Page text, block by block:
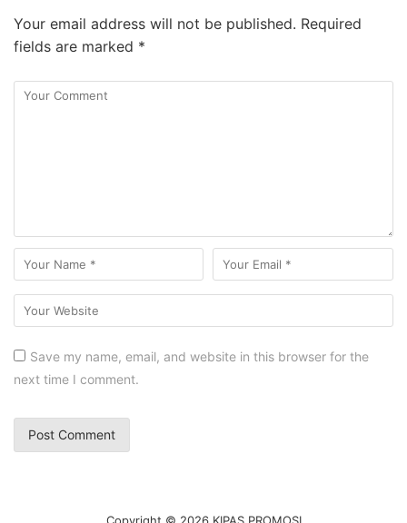
Your email address will not be published. Required
fields are marked *
Save my name, email, and website in this browser for the
next time I comment.